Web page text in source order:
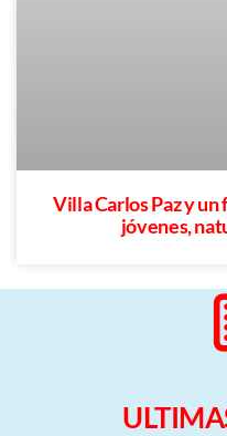
Villa Carlos Paz y
jóvenes,